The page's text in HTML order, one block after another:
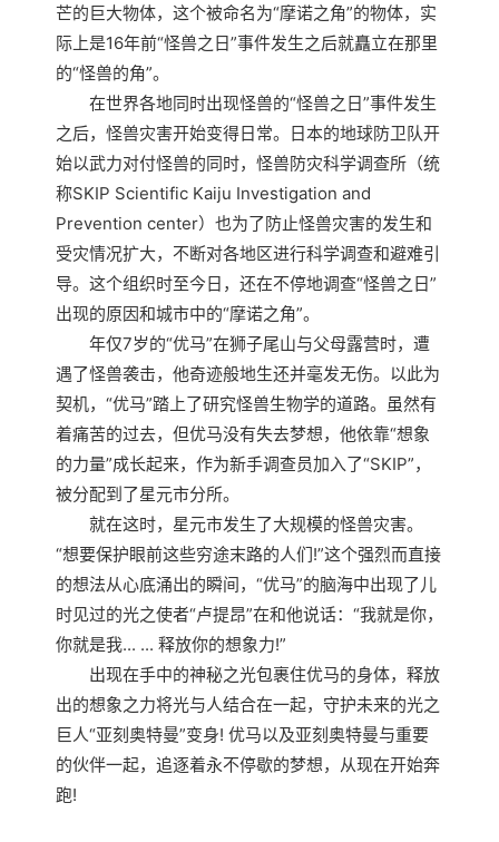
芒的巨大物体，这个被命名为“摩诺之角”的物体，实
际上是16年前“怪兽之日”事件发生之后就矗立在那里
的“怪兽的角”。
在世界各地同时出现怪兽的“怪兽之日”事件发生
之后，怪兽灾害开始变得日常。日本的地球防卫队开
始以武力对付怪兽的同时，怪兽防灾科学调查所（统
称SKIP Scientific Kaiju Investigation and
Prevention center）也为了防止怪兽灾害的发生和
受灾情况扩大，不断对各地区进行科学调查和避难引
导。这个组织时至今日，还在不停地调查“怪兽之日”
出现的原因和城市中的“摩诺之角”。
年仅7岁的“优马”在狮子尾山与父母露营时，遭
遇了怪兽袭击，他奇迹般地生还并毫发无伤。以此为
契机，“优马”踏上了研究怪兽生物学的道路。虽然有
着痛苦的过去，但优马没有失去梦想，他依靠“想象
的力量”成长起来，作为新手调查员加入了“SKIP”，
被分配到了星元市分所。
就在这时，星元市发生了大规模的怪兽灾害。
“想要保护眼前这些穷途末路的人们!”这个强烈而直接
的想法从心底涌出的瞬间，“优马”的脑海中出现了儿
时见过的光之使者“卢提昂”在和他说话：“我就是你，
你就是我... ... 释放你的想象力!”
出现在手中的神秘之光包裹住优马的身体，释放
出的想象之力将光与人结合在一起，守护未来的光之
巨人“亚刻奥特曼”变身! 优马以及亚刻奥特曼与重要
的伙伴一起，追逐着永不停歇的梦想，从现在开始奔
跑!